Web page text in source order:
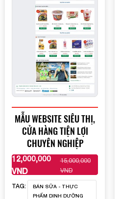
MẪU WEBSITE SIÊU THỊ,
CỬA HÀNG TIỆN LỢI
CHUYÊN NGHIỆP
12,000,000
VND
15,000,000
VND
XEM THÊM
TAG:
BÁN SỮA - THỰC
PHẨM DINH DƯỠNG